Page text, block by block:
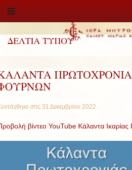
ΔΕΛΤΙΑ ΤΥΠΟΥ
στις 31 Δεκεμβρίου 2022.
βίντεο YouTube Κάλαντα Ικαρίας